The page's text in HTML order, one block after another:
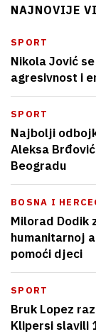
NAJNOVIJE
SPORT
Nikola Jović
agresivnost i
SPORT
Najbolji
Aleksa
Beogradu
BOSNA I
Milorad Dodik
humanitarnoj
pomoći djeci
SPORT
Bruk Lopez
Klipersi slavili